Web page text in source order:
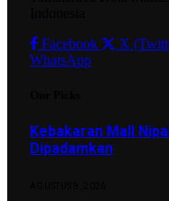
Facebook
X
WhatsApp
Kebakaran Mall
Dipadamkan